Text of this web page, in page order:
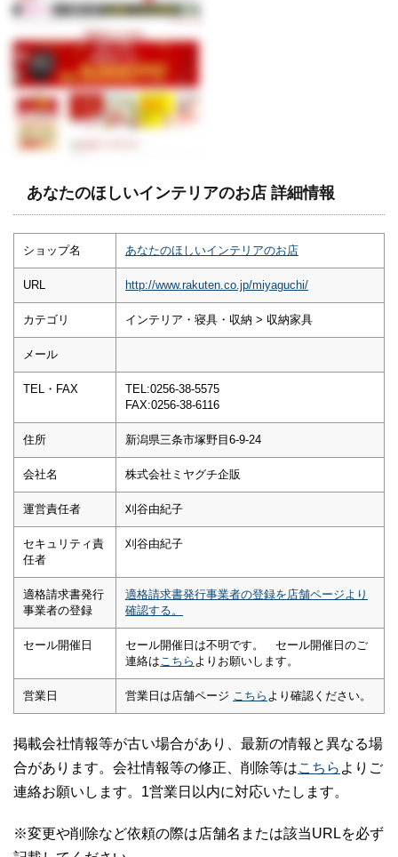
あなたのほしいインテリアのお店 詳細情報
ショップ名 あなたのほしいインテリアのお店
URL http://www.rakuten.co.jp/miyaguchi/
カテゴリ インテリア・寝具・収納 > 収納家具
メール
TEL・FAX
TEL:0256-38-5575
FAX:0256-38-6116
住所 新潟県三条市塚野目6-9-24
会社名 株式会社ミヤグチ企販
運営責任者 刈谷由紀子
セキュリティ責
任者
刈谷由紀子
適格請求書発行
事業者の登録
適格請求書発行事業者の登録を店舗ページより
確認する。
セール開催日
セール開催日は不明です。 セール開催日のご
連絡は こちら よりお願いします。
営業日 営業日は店舗ページ こちら より確認ください。
掲載会社情報等が古い場合があり、最新の情報と異なる場
合があります。会社情報等の修正、削除等はこちら よりご
連絡お願いします。1営業日以内に対応いたします。
※変更や削除など依頼の際は店舗名または該当URLを必ず